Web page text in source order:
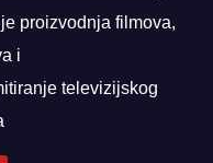
proizvodnja filmova,
i
televizijskog